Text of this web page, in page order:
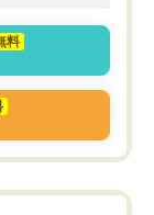
料